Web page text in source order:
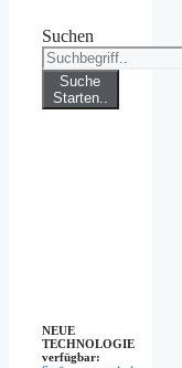
Suchen
Suche
Starten..
NEUE
TECHNOLOGIE
verfügbar: